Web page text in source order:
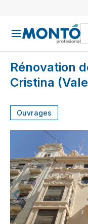
Rénovation
Cristina
Ouvrages